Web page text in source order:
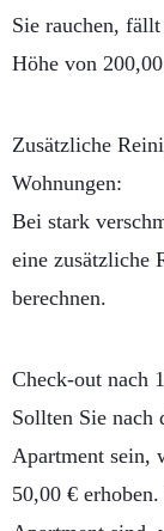
Sie rauchen,
Höhe von
Zusätzliche
Wohnungen:
Bei stark
eine zusätzliche
berechnen.
Check-out nach
Sollten Sie nach
Apartment sein,
50,00 €